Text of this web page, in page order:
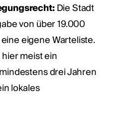
Die Stadt
von über 19.000
eigene Warteliste.
meist ein
drei Jahren
lokales